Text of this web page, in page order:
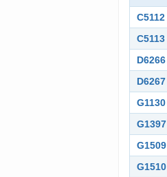
C5112
C5113
D6266
D6267
G1130
G1397
G1509
G1510